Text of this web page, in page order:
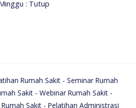
: Tutup
Rumah Sakit - Seminar Rumah
Sakit - Webinar Rumah Sakit -
Sakit - Pelatihan Administrasi